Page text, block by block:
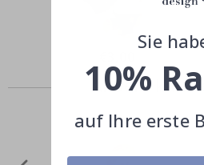
Price
Andere
Sie
10%
auf Ihre erste